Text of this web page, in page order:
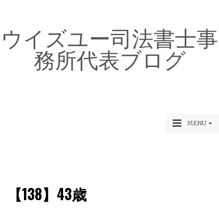
ウイズユー司法書士事
務所代表ブログ
MENU
【138】43歳